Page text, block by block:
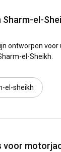
el-
ontworpen voor
el-Sheikh.
el-sheikh
voor